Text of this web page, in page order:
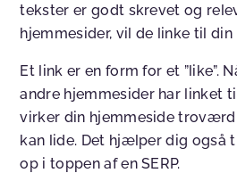
tekster er godt skrevet og
hjemmesider, vil de linke til din
Et link er en form for et ”like”.
andre hjemmesider har linket
virker din hjemmeside
kan lide. Det hjælper dig også
op i toppen af en SERP.